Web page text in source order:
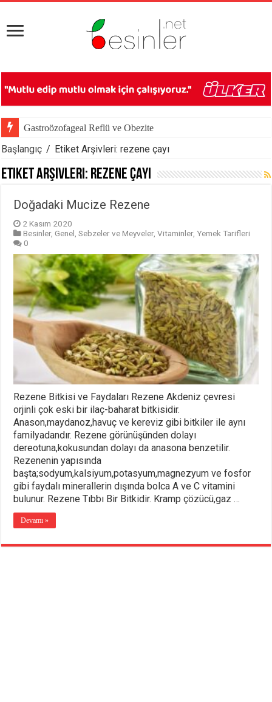
Gastroözofageal Reflü ve Obezite
Başlangıç / Etiket Arşivleri: rezene çayı
Etiket Arşivleri: rezene çayı
Doğadaki Mucize Rezene
2 Kasım 2020
Besinler,Genel,Sebzeler ve Meyveler,Vitaminler,Yemek Tarifleri
0
Rezene Bitkisi ve Faydaları Rezene Akdeniz çevresi
orjinli çok eski bir ilaç-baharat bitkisidir.
Anason,maydanoz,havuç ve kereviz gibi bitkiler ile aynı
familyadandır. Rezene görünüşünden dolayı
dereotuna,kokusundan dolayı da anasona benzetilir.
Rezenenin yapısında
başta;sodyum,kalsiyum,potasyum,magnezyum ve fosfor
gibi faydalı minerallerin dışında bolca A ve C vitamini
bulunur. Rezene Tıbbı Bir Bitkidir. Kramp çözücü,gaz …
Devamı »